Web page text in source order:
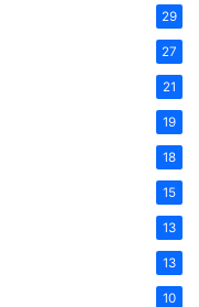
29
27
21
19
18
15
13
13
10